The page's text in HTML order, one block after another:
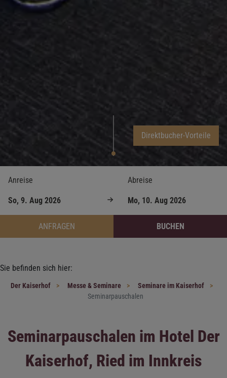
Direktbucher-Vorteile
Anreise Abreise
ANFRAGEN BUCHEN
Sie befinden sich hier:
Der Kaiserhof Messe & Seminare
Seminare im Kaiserhof
Seminarpauschalen
Seminarpauschalen im Hotel Der
Kaiserhof, Ried im Innkreis